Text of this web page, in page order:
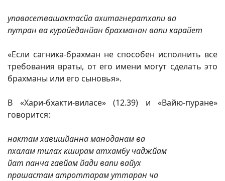
упавасетвашактасйа ахитагнератхапи ва
путран ва курайеданйан брахманан вапи карайет
«Если сагника-брахман не способен исполнить все
требования враты, от его имени могут сделать это
брахманы или его сыновья».
В «Хари-бхакти-виласе» (12.39) и «Вайю-пуране»
говорится:
нактам хавишйанна маноданам ва
пхалам тилах кширам атхамбу чаджйам
йат панча гавйам йади вапи вайух
прашастам атроттарам уттаран ча